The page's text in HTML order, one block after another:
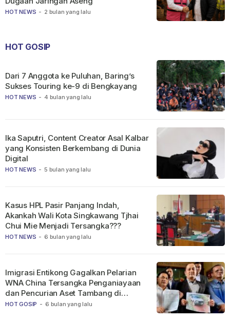
HOT NEWS - 2 bulan yang lalu
HOT GOSIP
HOT NEWS - 4 bulan yang lalu
Dari 7 Anggota ke Puluhan, Baring’s
Sukses Touring ke-9 di Bengkayang
HOT NEWS - 5 bulan yang lalu
Ika Saputri, Content Creator Asal Kalbar
yang Konsisten Berkembang di Dunia
Digital
HOT NEWS - 6 bulan yang lalu
Kasus HPL Pasir Panjang Indah,
Akankah Wali Kota Singkawang Tjhai
Chui Mie Menjadi Tersangka???
HOT GOSIP - 6 bulan yang lalu
Imigrasi Entikong Gagalkan Pelarian
WNA China Tersangka Penganiayaan
dan Pencurian Aset Tambang di
Ketapang